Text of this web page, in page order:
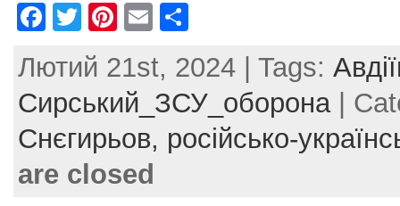
F
c
e
b
o
o
T
itt
er
Pi
er
e
st
E
ai
l
ar
e
Лютий 21st, 2024 | Tags:
Сирський_ЗСУ_оборона|
Снєгирьов, російсько-
are closed